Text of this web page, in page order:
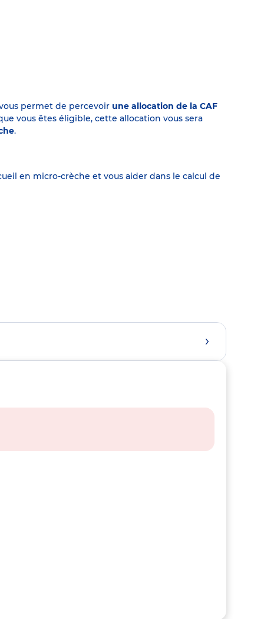
permet de percevoir une allocation de la CAF
vous êtes éligible, cette allocation vous sera
.
en micro-crèche et vous aider dans le calcul de